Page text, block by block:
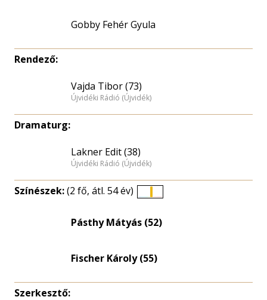
Gobby Fehér Gyula
Rendező:
Vajda Tibor (73)
Újvidéki Rádió (Újvidék)
Dramaturg:
Lakner Edit (38)
Újvidéki Rádió (Újvidék)
Színészek:(2 fő, átl. 54 év)
eloszlás
Pásthy Mátyás (52)
Fischer Károly (55)
Szerkesztő: